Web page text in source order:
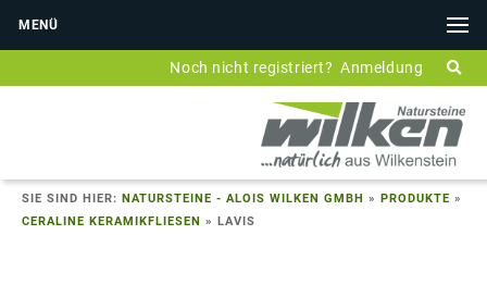
MENÜ
Anmeldung
Noch nicht registriert?
SIE SIND HIER: NATURSTEINE - ALOIS WILKEN GMBH » PRODUKTE »
CERALINE KERAMIKFLIESEN » LAVIS